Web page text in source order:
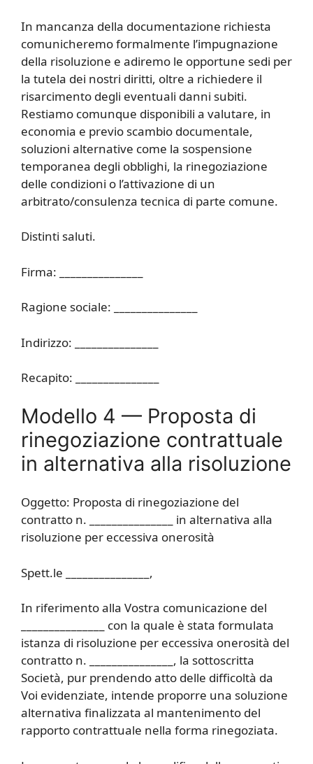
In mancanza della documentazione richiesta
comunicheremo formalmente l’impugnazione
della risoluzione e adiremo le opportune sedi per
la tutela dei nostri diritti, oltre a richiedere il
risarcimento degli eventuali danni subiti.
Restiamo comunque disponibili a valutare, in
economia e previo scambio documentale,
soluzioni alternative come la sospensione
temporanea degli obblighi, la rinegoziazione
delle condizioni o l’attivazione di un
arbitrato/consulenza tecnica di parte comune.
Distinti saluti.
Firma: _______________
Ragione sociale: _______________
Indirizzo: _______________
Recapito: _______________
Modello 4 — Proposta di
rinegoziazione contrattuale
in alternativa alla risoluzione
Oggetto: Proposta di rinegoziazione del
contratto n. _______________ in alternativa alla
risoluzione per eccessiva onerosità
Spett.le _______________,
In riferimento alla Vostra comunicazione del
_______________ con la quale è stata formulata
istanza di risoluzione per eccessiva onerosità del
contratto n. _______________, la sottoscritta
Società, pur prendendo atto delle difficoltà da
Voi evidenziate, intende proporre una soluzione
alternativa finalizzata al mantenimento del
rapporto contrattuale nella forma rinegoziata.